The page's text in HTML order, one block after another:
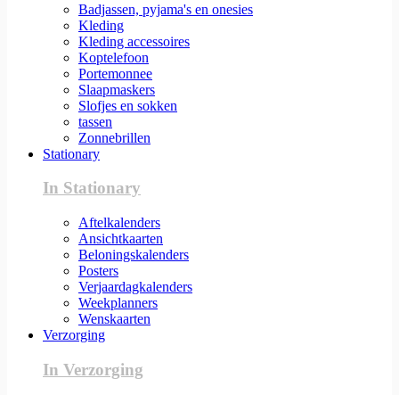
Badjassen, pyjama's en onesies
Kleding
Kleding accessoires
Koptelefoon
Portemonnee
Slaapmaskers
Slofjes en sokken
tassen
Zonnebrillen
Stationary
In Stationary
Aftelkalenders
Ansichtkaarten
Beloningskalenders
Posters
Verjaardagkalenders
Weekplanners
Wenskaarten
Verzorging
In Verzorging